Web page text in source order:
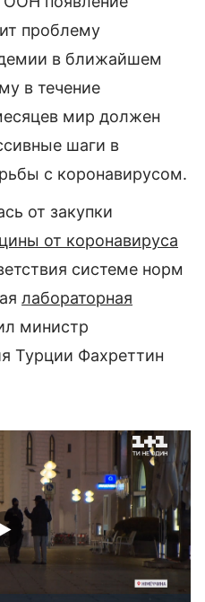
проблему
в ближайшем
в течение
мир должен
шаги в
с коронавирусом.
от закупки
от коронавируса
системе норм
лабораторная
министр
Турции Фахреттин